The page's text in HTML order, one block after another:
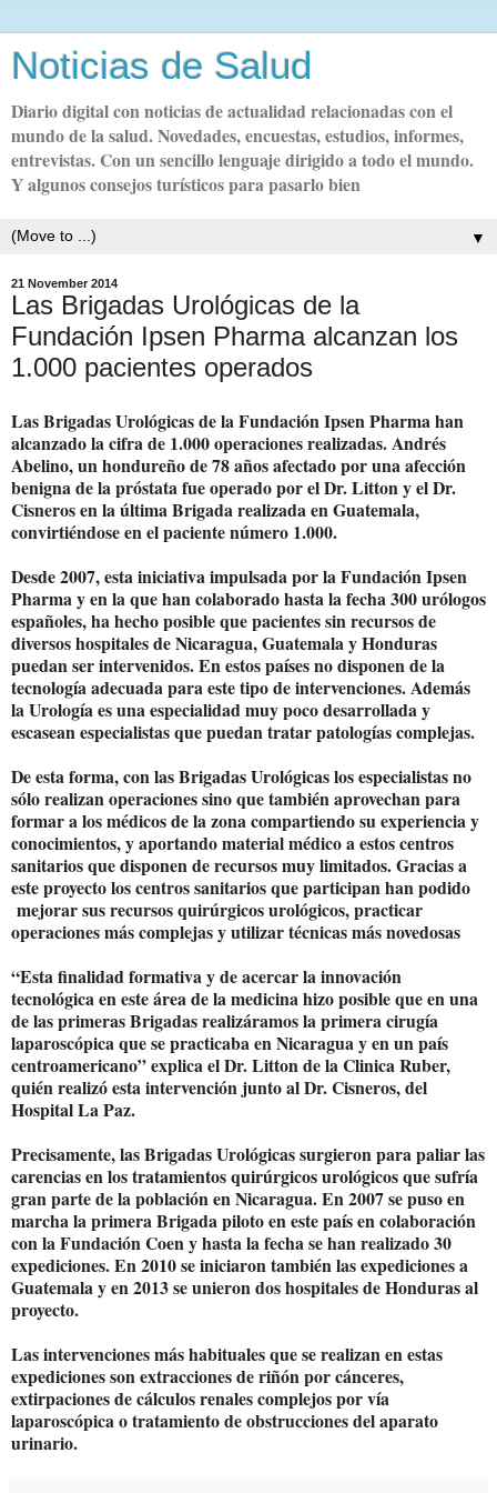
Noticias de Salud
Diario digital con noticias de actualidad relacionadas con el
mundo de la salud. Novedades, encuestas, estudios, informes,
entrevistas. Con un sencillo lenguaje dirigido a todo el mundo.
Y algunos consejos turísticos para pasarlo bien
▼
21 November 2014
Las Brigadas Urológicas de la
Fundación Ipsen Pharma alcanzan los
1.000 pacientes operados
Las Brigadas Urológicas de la Fundación Ipsen Pharma han
alcanzado la cifra de 1.000 operaciones realizadas. Andrés
Abelino, un hondureño de 78 años afectado por una afección
benigna de la próstata fue operado por el Dr. Litton y el Dr.
Cisneros en la última Brigada realizada en Guatemala,
convirtiéndose en el paciente número 1.000.
Desde 2007, esta iniciativa impulsada por la Fundación Ipsen
Pharma y en la que han colaborado hasta la fecha 300 urólogos
españoles, ha hecho posible que pacientes sin recursos de
diversos hospitales de Nicaragua, Guatemala y Honduras
puedan ser intervenidos. En estos países no disponen de la
tecnología adecuada para este tipo de intervenciones. Además
la Urología es una especialidad muy poco desarrollada y
escasean especialistas que puedan tratar patologías complejas.
De esta forma, con las Brigadas Urológicas los especialistas no
sólo realizan operaciones sino que también aprovechan para
formar a los médicos de la zona compartiendo su experiencia y
conocimientos, y aportando material médico a estos centros
sanitarios que disponen de recursos muy limitados. Gracias a
este proyecto los centros sanitarios que participan han podido
mejorar sus recursos quirúrgicos urológicos, practicar
operaciones más complejas y utilizar técnicas más novedosas
“Esta finalidad formativa y de acercar la innovación
tecnológica en este área de la medicina hizo posible que en una
de las primeras Brigadas realizáramos la primera cirugía
laparoscópica que se practicaba en Nicaragua y en un país
centroamericano” explica el Dr. Litton de la Clinica Ruber,
quién realizó esta intervención junto al Dr. Cisneros, del
Hospital La Paz.
Precisamente, las Brigadas Urológicas surgieron para paliar las
carencias en los tratamientos quirúrgicos urológicos que sufría
gran parte de la población en Nicaragua. En 2007 se puso en
marcha la primera Brigada piloto en este país en colaboración
con la Fundación Coen y hasta la fecha se han realizado 30
expediciones. En 2010 se iniciaron también las expediciones a
Guatemala y en 2013 se unieron dos hospitales de Honduras al
proyecto.
Las intervenciones más habituales que se realizan en estas
expediciones son extracciones de riñón por cánceres,
extirpaciones de cálculos renales complejos por vía
laparoscópica o tratamiento de obstrucciones del aparato
urinario.